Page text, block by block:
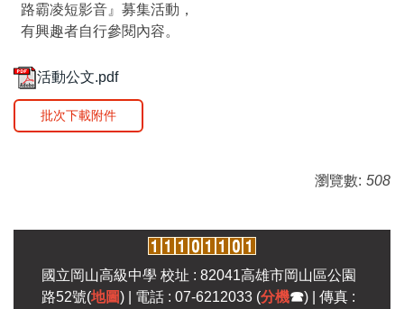
路霸凌短影音』募集活動，
有興趣者自行參閱內容。
活動公文.pdf
批次下載附件
瀏覽數: 508
國立岡山高級中學 校址 : 82041高雄市岡山區公園
路52號(地圖) | 電話 : 07-6212033 (分機☎) | 傳真 :